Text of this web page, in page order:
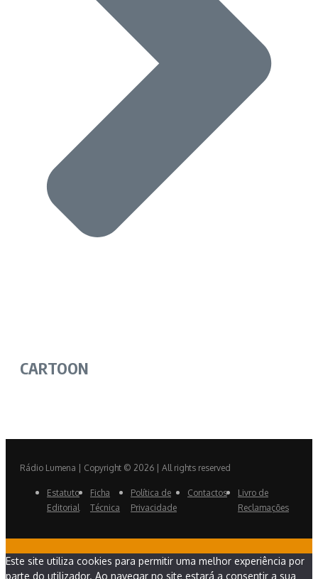
CARTOON
Rádio Lumena | Copyright © 2026 | All rights reserved
Estatuto
Editorial
Ficha
Técnica
Política de
Privacidade
Contactos
Livro de
Reclamações
Este site utiliza cookies para permitir uma melhor experiência por
parte do utilizador. Ao navegar no site estará a consentir a sua